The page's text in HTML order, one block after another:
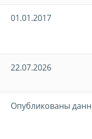
01.01.2017
22.07.2026
Опубликованы